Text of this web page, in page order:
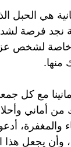
هي الحبل
نجد فرصة لشد
خاصة لشخص
منها.
مع كل
أماني
والمغفرة،
وأن يجعل هذا